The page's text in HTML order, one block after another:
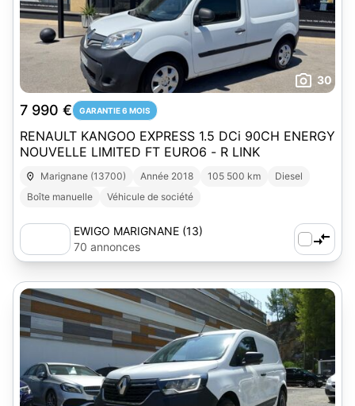
30
7 990 € GARANTIE 6 MOIS
RENAULT KANGOO EXPRESS 1.5 DCi 90CH ENERGY
NOUVELLE LIMITED FT EURO6 - R LINK
Marignane (13700) Année 2018 105 500 km
Diesel
Boîte manuelle
Véhicule de société
EWIGO MARIGNANE (13)
70 annonces